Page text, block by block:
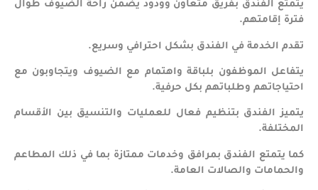
يتمتع الفندق بفريق متعاون وودود يضمن راحة الضيوف طوال
فترة إقامتهم.
تقدم الخدمة في الفندق بشكل احترافي وسريع.
يتفاعل الموظفون بلباقة واهتمام مع الضيوف ويتجاوبون مع
احتياجاتهم وطلباتهم بكل حرفية.
يتميز الفندق بتنظيم فعال للعمليات والتنسيق بين الأقسام
المختلفة.
كما يتمتع الفندق بمرافق وخدمات ممتازة بما في ذلك المطاعم
والحمامات والصالات العامة.